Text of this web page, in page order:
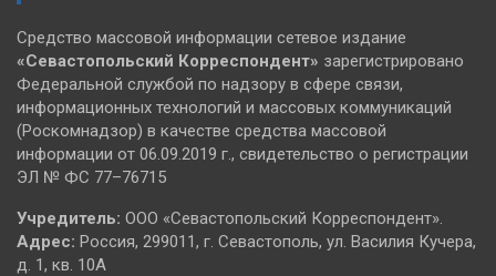
Средство массовой информации сетевое издание
«Севастопольский Корреспондент» зарегистрировано
Федеральной службой по надзору в сфере связи,
информационных технологий и массовых коммуникаций
(Роскомнадзор) в качестве средства массовой
информации от 06.09.2019 г., свидетельство о регистрации
ЭЛ № ФС 77–76715
Учредитель: ООО «Севастопольский Корреспондент».
Адрес: Россия, 299011, г. Севастополь, ул. Василия Кучера,
д. 1, кв. 10А